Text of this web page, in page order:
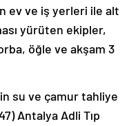
ev ve iş yerleri ile alt
yürüten ekipler,
öğle ve akşam 3
su ve çamur tahliye
Antalya Adli Tıp